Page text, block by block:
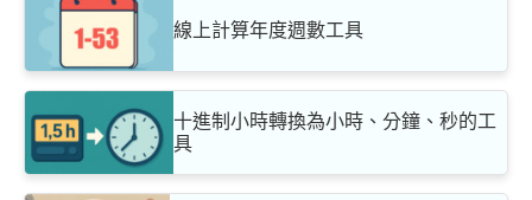
線上計算年度週數工具
十進制小時轉換為小時、分鐘、秒的工
具